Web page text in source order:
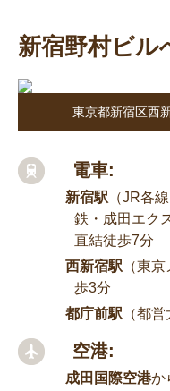
新宿野村ビル
東京都新宿区西
電車:
新宿駅 （JR各
鉄・成田エク
直結徒歩7分
西新宿駅 （東
歩3分
都庁前駅 （都
空港:
成田国際空港か